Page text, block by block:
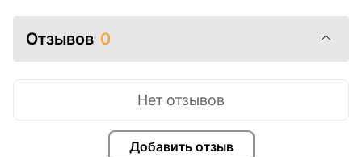
Отзывов 0
Добавить отзыв
Нет отзывов